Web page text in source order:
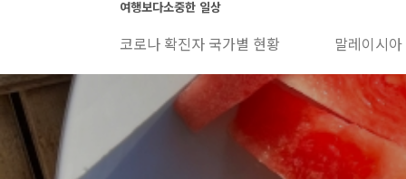
여행보다소중한 일상
코로나 확진자 국가별 현황 말레이시